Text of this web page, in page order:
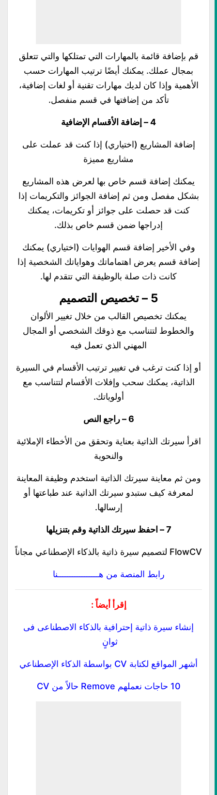
قم بإضافة قائمة بالمهارات التي تمتلكها والتي تتعلق
بمجال عملك. يمكنك أيضًا ترتيب المهارات حسب
الأهمية وإذا كان لديك مهارات تقنية أو لغات إضافية،
تأكد من إضافتها في قسم منفصل.
4 – إضافة الأقسام الإضافية
إضافة المشاريع (اختياري) إذا كنت قد عملت على
مشاريع مميزة
يمكنك إضافة قسم خاص بها لعرض هذه المشاريع
بشكل مفصل ومن ثم إضافة الجوائز والتكريمات إذا
كنت قد حصلت على جوائز أو تكريمات، يمكنك
إدراجها ضمن قسم خاص بذلك.
وفي الأخير إضافة قسم الهوايات (اختياري) يمكنك
إضافة قسم يعرض اهتماماتك وهواياتك الشخصية إذا
كانت ذات صلة بالوظيفة التي تتقدم لها.
5 – تخصيص التصميم
يمكنك تخصيص القالب من خلال تغيير الألوان
والخطوط لتتناسب مع ذوقك الشخصي أو المجال
المهني الذي تعمل فيه
أو إذا كنت ترغب في تغيير ترتيب الأقسام في السيرة
الذاتية، يمكنك سحب وإفلات الأقسام لتتناسب مع
أولوياتك.
6 – راجع النص
اقرأ سيرتك الذاتية بعناية وتحقق من الأخطاء الإملائية
والنحوية
ومن ثم معاينة سيرتك الذاتية استخدم وظيفة المعاينة
لمعرفة كيف ستبدو سيرتك الذاتية عند طباعتها أو
إرسالها.
7 – احفظ سيرتك الذاتية وقم بتنزيلها
FlowCV لتصميم سيرة ذاتية بالذكاء الإصطناعي مجاناً
رابط المنصة من هـــــــــــــــــنا
إقرأ أيضاً :
إنشاء سيرة ذاتية إحترافية بالذكاء الاصطناعى فى
ثوانٍ
أشهر المواقع لكتابة CV بواسطة الذكاء الإصطناعي
10 حاجات نعملهم Remove حالاً من CV